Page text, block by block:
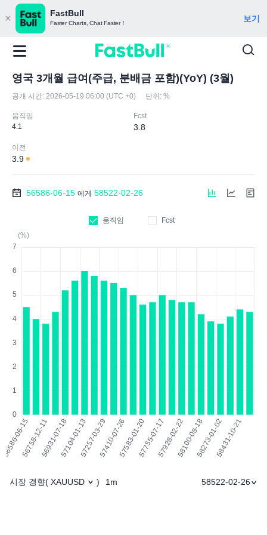
FastBull
Faster Charts, Chat Faster！ 보기
영국 3개월 급여(주급, 분배금 포함)(YoY) (3월)
공개 시간: 2026-05-19 06:00 (UTC +0) 단위: %
움직임
4.1
Fcst
3.8
이전
3.9
56586-06-15 에게 58522-02-26
움직임
Fcst
(%)
시장 경향( XAUUSD ) 1m 58522-02-26